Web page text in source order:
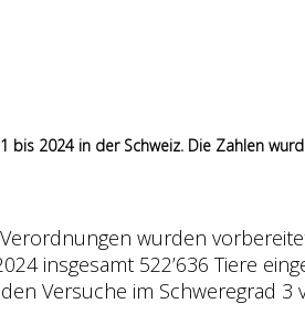
bis 2024 in der Schweiz. Die Zahlen
wurden
insgesamt 522’636 Tiere
Versuche im Schweregrad 3